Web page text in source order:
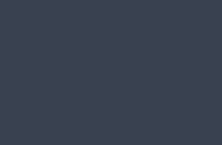
în rutina dumneavoastră.
corectă
cu stabilirea scopului. Pentru
detaliile practice:
rezistența, modul de utilizare,